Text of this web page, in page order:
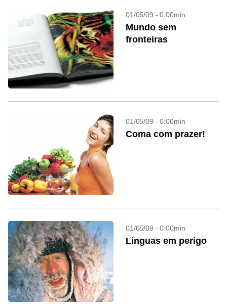
01/05/09 - 0:00min
Mundo sem
fronteiras
01/05/09 - 0:00min
Coma com prazer!
01/05/09 - 0:00min
Línguas em perigo